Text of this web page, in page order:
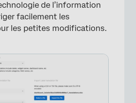
de l’information
facilement les
les petites modifications.